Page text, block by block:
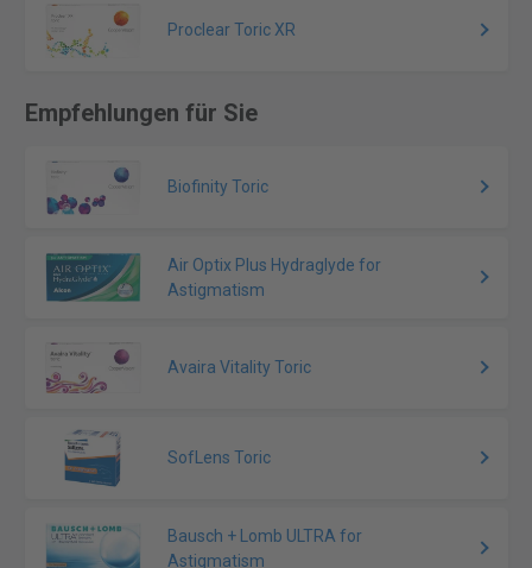
Proclear Toric XR
Empfehlungen für Sie
Biofinity Toric
Air Optix Plus Hydraglyde for
Astigmatism
Avaira Vitality Toric
SofLens Toric
Bausch + Lomb ULTRA for
Astigmatism